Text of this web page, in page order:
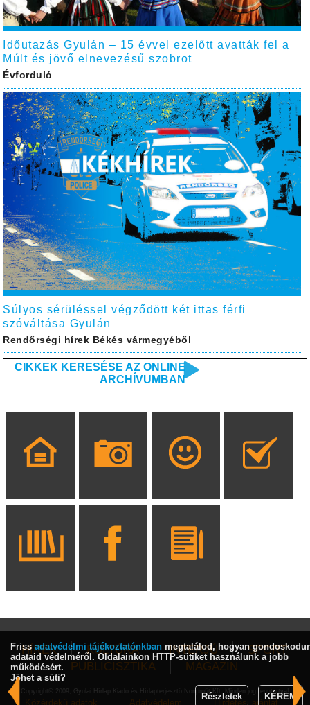
Időutazás Gyulán – 15 évvel ezelőtt avatták fel a
Múlt és jövő elnevezésű szobrot
Évforduló
Súlyos sérüléssel végződött két ittas férfi
szóváltása Gyulán
Rendőrségi hírek Békés vármegyéből
CIKKEK KERESÉSE AZ ONLINE
ARCHÍVUMBAN
HÍREK KULTÚRA INTERJÚ
SPORT
PUBLICISZTIKA
MAGAZIN
Copyright© 2009, Gyulai Hírlap Kiadó és Hírlapterjesztő Nonprofit Kft. Minden jog fenntartva!
Közérdekű adatok Adatvédelem Hirdetési ajánlat
Friss adatvédelmi tájékoztatónkban megtalálod, hogyan
adataid védelméről. Oldalainkon HTTP-sütiket használunk a jobb
működésért.
Jöhet a süti?
Részletek
KÉREM